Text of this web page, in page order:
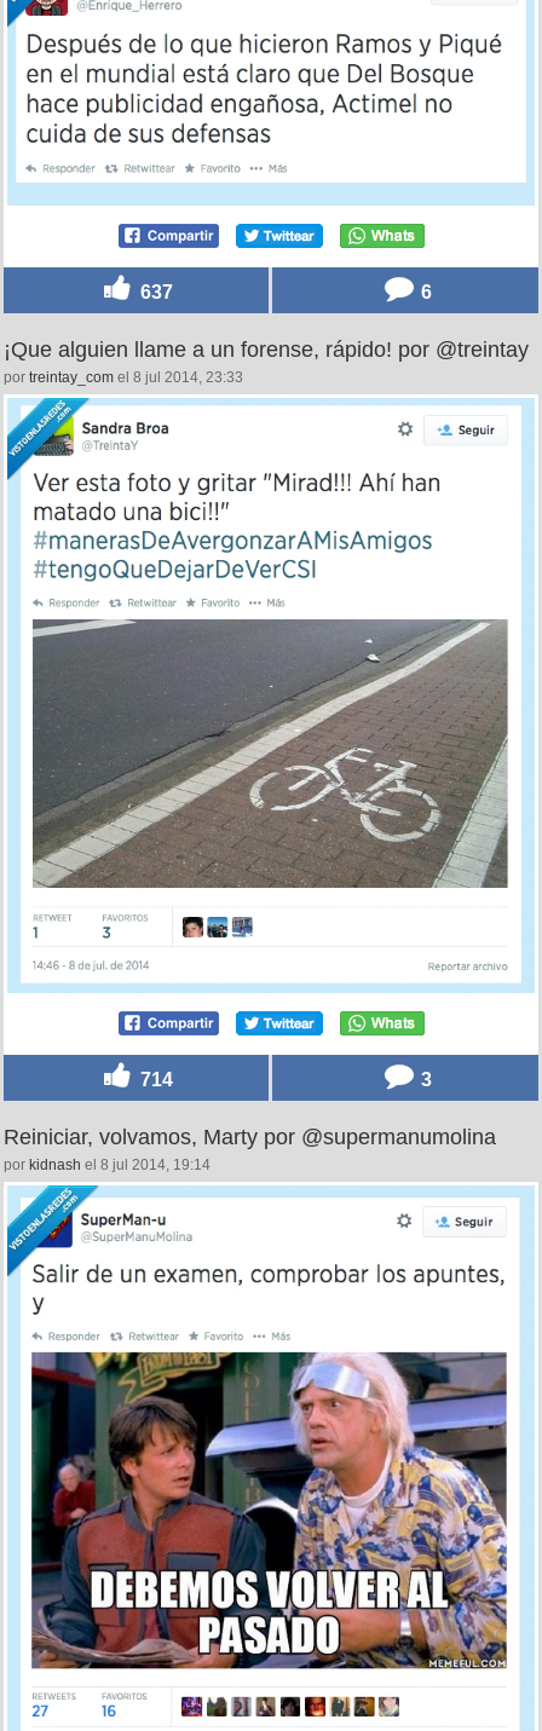
637 6
¡Que alguien llame a un forense, rápido! por @treintay
por treintay_com el 8 jul 2014, 23:33
714 3
Reiniciar, volvamos, Marty por @supermanumolina
por kidnash el 8 jul 2014, 19:14